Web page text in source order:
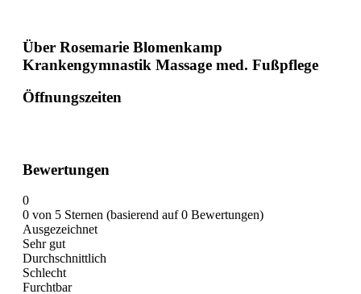
Über Rosemarie Blomenkamp
Krankengymnastik Massage med. Fußpflege
Öffnungszeiten
Bewertungen
0
0 von 5 Sternen (basierend auf 0 Bewertungen)
Ausgezeichnet
Sehr gut
Durchschnittlich
Schlecht
Furchtbar